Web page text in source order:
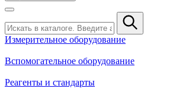
Измерительное оборудование
Вспомогательное оборудование
Реагенты и стандарты